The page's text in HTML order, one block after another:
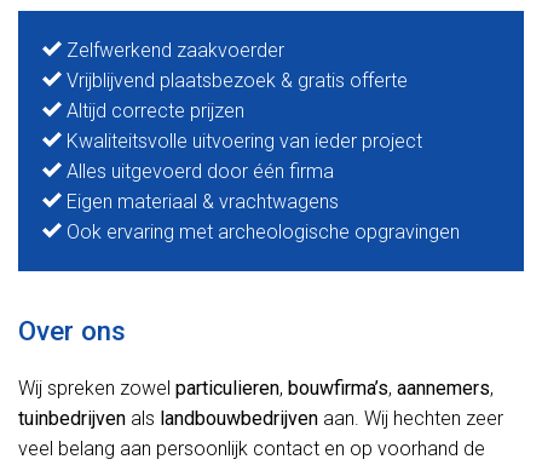
Zelfwerkend zaakvoerder
Vrijblijvend plaatsbezoek & gratis offerte
Altijd correcte prijzen
Kwaliteitsvolle uitvoering van ieder project
Alles uitgevoerd door één firma
Eigen materiaal & vrachtwagens
Ook ervaring met archeologische opgravingen
Over ons
Wij spreken zowel particulieren, bouwfirma’s, aannemers,
tuinbedrijven als landbouwbedrijven aan. Wij hechten zeer
veel belang aan persoonlijk contact en op voorhand de